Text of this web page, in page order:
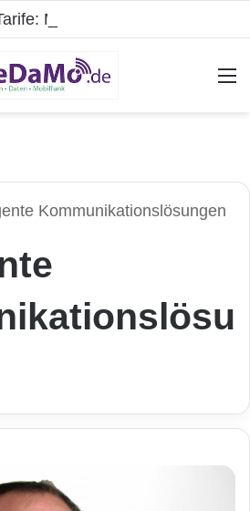
Kommunikationslösungen